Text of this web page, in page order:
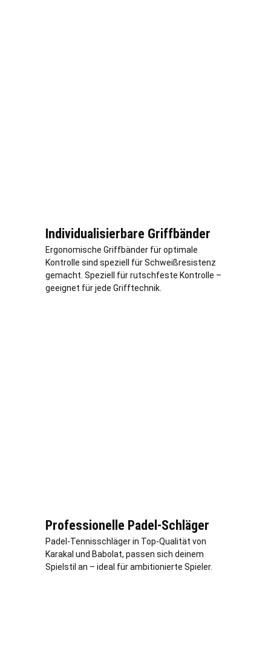
Individualisierbare Griffbänder
Ergonomische Griffbänder für optimale
Kontrolle sind speziell für Schweißresistenz
gemacht. Speziell für rutschfeste Kontrolle –
geeignet für jede Grifftechnik.
Professionelle Padel-Schläger
Padel-Tennisschläger in Top-Qualität von
Karakal und Babolat, passen sich deinem
Spielstil an – ideal für ambitionierte Spieler.